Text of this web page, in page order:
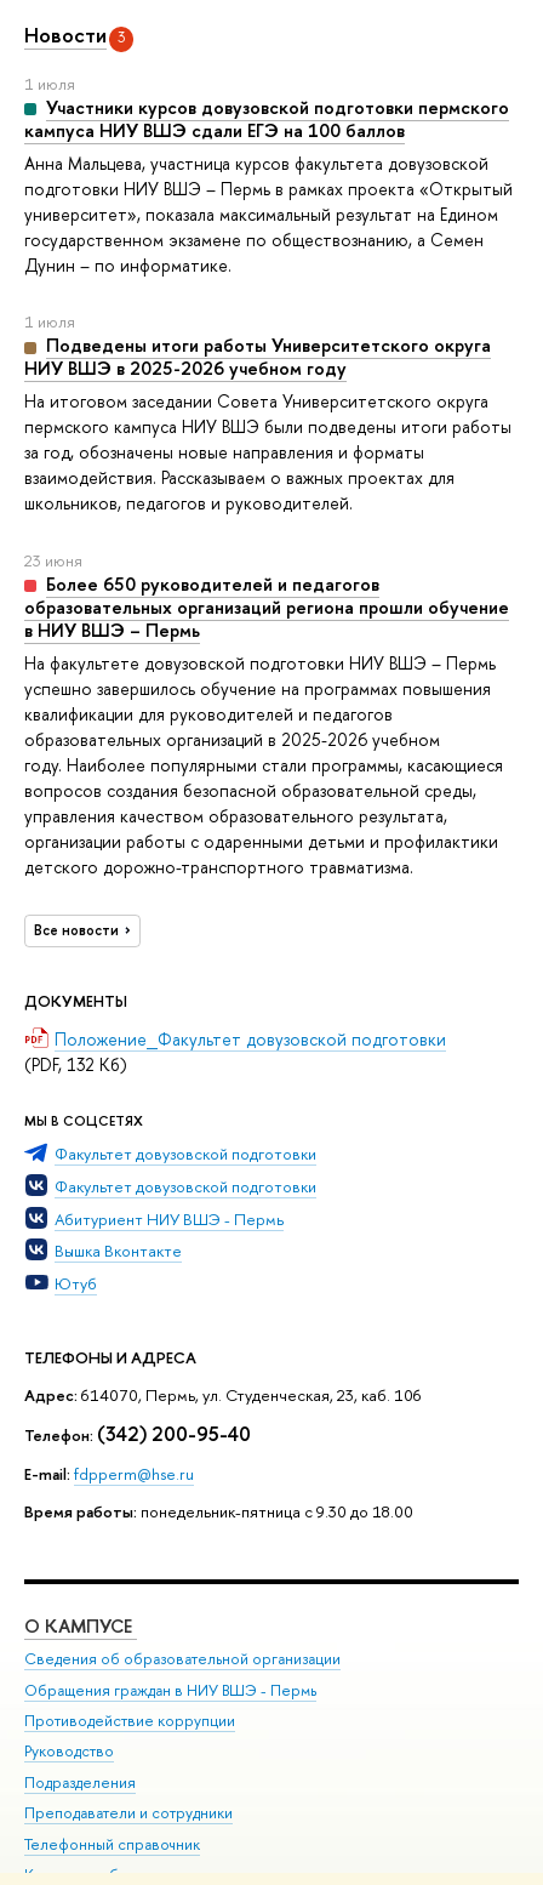
Новости 3
1 июля
Участники курсов довузовской подготовки пермского
кампуса НИУ ВШЭ сдали ЕГЭ на 100 баллов
Анна Мальцева, участница курсов факультета довузовской
подготовки НИУ ВШЭ – Пермь в рамках проекта «Открытый
университет», показала максимальный результат на Едином
государственном экзамене по обществознанию, а Семен
Дунин – по информатике.
1 июля
Подведены итоги работы Университетского округа
НИУ ВШЭ в 2025-2026 учебном году
На итоговом заседании Совета Университетского округа
пермского кампуса НИУ ВШЭ были подведены итоги работы
за год, обозначены новые направления и форматы
взаимодействия. Рассказываем о важных проектах для
школьников, педагогов и руководителей.
23 июня
Более 650 руководителей и педагогов
образовательных организаций региона прошли обучение
в НИУ ВШЭ – Пермь
На факультете довузовской подготовки НИУ ВШЭ – Пермь
успешно завершилось обучение на программах повышения
квалификации для руководителей и педагогов
образовательных организаций в 2025-2026 учебном
году. Наиболее популярными стали программы, касающиеся
вопросов создания безопасной образовательной среды,
управления качеством образовательного результата,
организации работы с одаренными детьми и профилактики
детского дорожно-транспортного травматизма.
Все новости
ДОКУМЕНТЫ
Положение_Факультет довузовской подготовки
(PDF, 132 Кб)
МЫ В СОЦСЕТЯХ
Факультет довузовской подготовки
Факультет довузовской подготовки
Абитуриент НИУ ВШЭ - Пермь
Вышка Вконтакте
Ютуб
ТЕЛЕФОНЫ И АДРЕСА
Адрес: 614070, Пермь, ул. Студенческая, 23, каб. 106
Телефон: (342) 200-95-40
Е-mail: fdpperm@hse.ru
Время работы: понедельник-пятница с 9.30 до 18.00
О КАМПУСЕ
Сведения об образовательной организации
Обращения граждан в НИУ ВШЭ - Пермь
Противодействие коррупции
Руководство
Подразделения
Преподаватели и сотрудники
Телефонный справочник
Корпуса и общежития